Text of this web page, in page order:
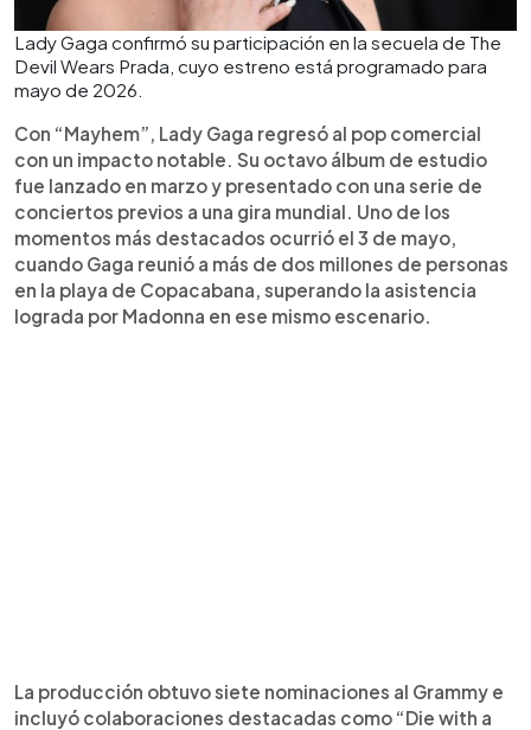
Lady Gaga confirmó su participación en la secuela de The
Devil Wears Prada, cuyo estreno está programado para
mayo de 2026.
Con “Mayhem”, Lady Gaga regresó al pop comercial
con un impacto notable. Su octavo álbum de estudio
fue lanzado en marzo y presentado con una serie de
conciertos previos a una gira mundial. Uno de los
momentos más destacados ocurrió el 3 de mayo,
cuando Gaga reunió a más de dos millones de personas
en la playa de Copacabana, superando la asistencia
lograda por Madonna en ese mismo escenario.
La producción obtuvo siete nominaciones al Grammy e
incluyó colaboraciones destacadas como “Die with a